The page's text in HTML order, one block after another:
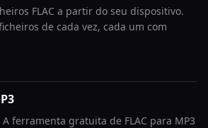
FLAC a partir do seu dispositivo.
de cada vez, cada um com
ferramenta gratuita de FLAC para MP3